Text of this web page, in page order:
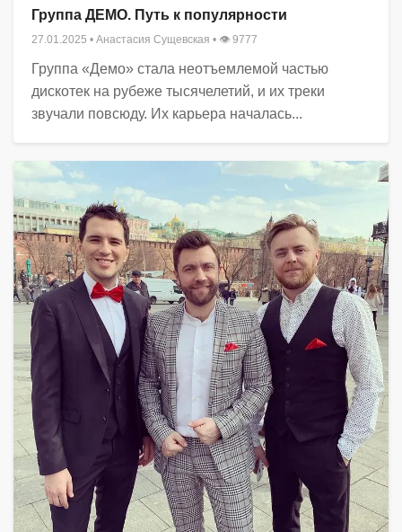
Группа ДЕМО. Путь к популярности
27.01.2025 • Анастасия Сущевская • 👁 9777
Группа «Демо» стала неотъемлемой частью
дискотек на рубеже тысячелетий, и их треки
звучали повсюду. Их карьера началась...